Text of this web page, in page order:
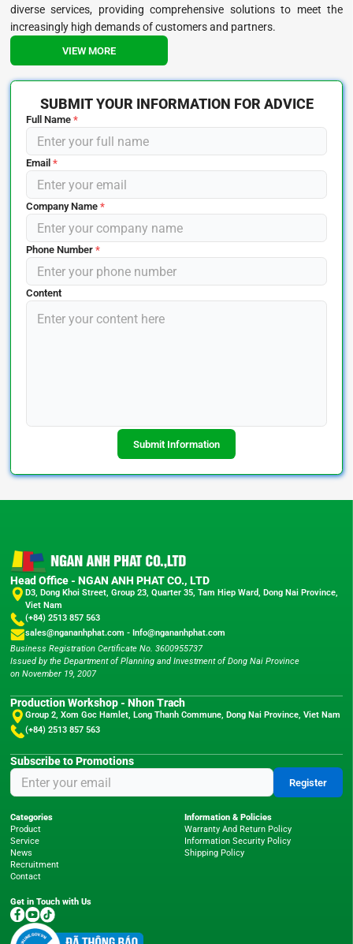
diverse services, providing comprehensive solutions to meet the
increasingly high demands of customers and partners.
VIEW MORE
SUBMIT YOUR INFORMATION FOR ADVICE
Full Name*
Email *
Company Name*
Phone Number*
Content
Submit Information
Head Office - NGAN ANH PHAT CO., LTD
D3, Dong Khoi Street, Group 23, Quarter 35, Tam Hiep Ward, Dong Nai Province,
Viet Nam
(+84) 2513 857 563
sales@ngananhphat.com - Info@ngananhphat.com
Business Registration Certificate No. 3600955737
Issued by the Department of Planning and Investment of Dong Nai Province
on November 19, 2007
Production Workshop - Nhon Trach
Group 2, Xom Goc Hamlet, Long Thanh Commune, Dong Nai Province, Viet Nam
(+84) 2513 857 563
Subscribe to Promotions
Register
Categories
Product
Service
News
Recruitment
Contact
Information & Policies
Warranty And Return Policy
Information Security Policy
Shipping Policy
Get in Touch with Us